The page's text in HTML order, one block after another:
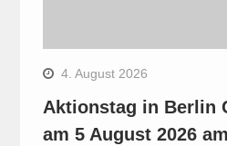
4. August 2026
Aktionstag in Berlin
am 5 August 2026